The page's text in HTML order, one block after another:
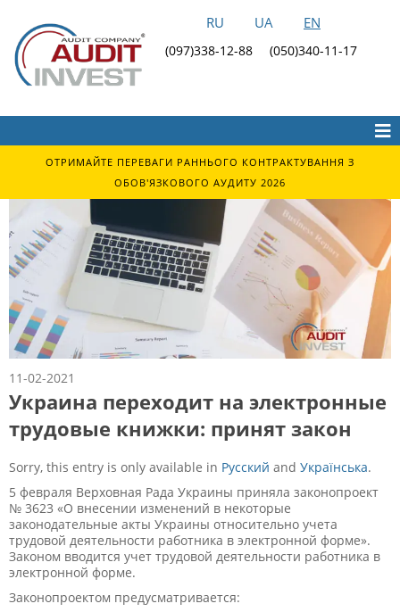
RU UA EN
(097)338-12-88 (050)340-11-17
ОТРИМАЙТЕ ПЕРЕВАГИ РАННЬОГО КОНТРАКТУВАННЯ З
ОБОВ'ЯЗКОВОГО АУДИТУ 2026
11-02-2021
Украина переходит на электронные
трудовые книжки: принят закон
Sorry, this entry is only available in Русский and Українська.
5 февраля Верховная Рада Украины приняла законопроект
№ 3623 «О внесении изменений в некоторые
законодательные акты Украины относительно учета
трудовой деятельности работника в электронной форме».
Законом вводится учет трудовой деятельности работника в
электронной форме.
Законопроектом предусматривается: